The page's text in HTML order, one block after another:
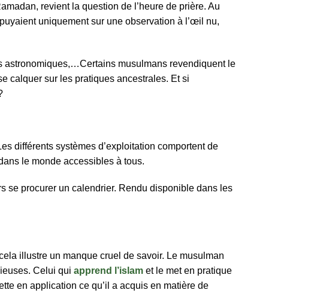
revient la question de l’heure de prière. Au
uniquement sur une observation à l’œil nu,
astronomiques,…Certains musulmans revendiquent le
calquer sur les pratiques ancestrales. Et si
différents systèmes d’exploitation comportent de
le monde accessibles à tous.
se procurer un calendrier. Rendu disponible dans les
illustre un manque cruel de savoir. Le musulman
Celui qui apprend l’islam et le met en pratique
en application ce qu’il a acquis en matière de